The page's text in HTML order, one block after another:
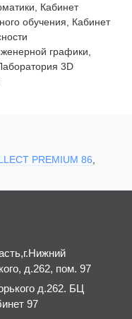
Кабинет
обучения, Кабинет
графики,
3D
PREMIUM 86,
д.262, пом. 97
д.262. БЦ
97